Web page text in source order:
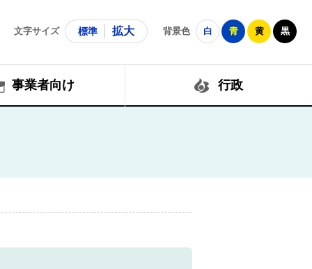
文字サイズ 標準 拡大 背景色 白 青 黄 黒
事業者向け 行政